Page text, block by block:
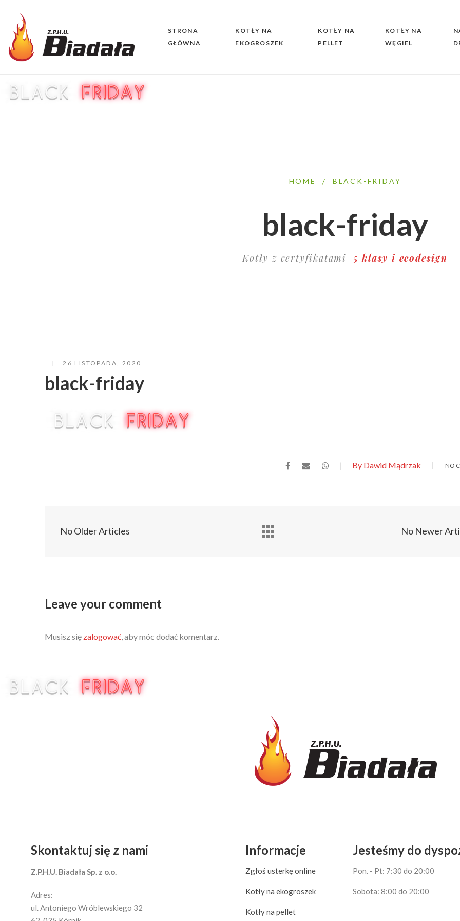
STRONA
GŁÓWNA
KOTŁY NA
EKOGROSZEK
KOTŁY NA
PELLET
KOTŁY NA
WĘGIEL
HOME / BLACK-FRIDAY
black-friday
Kotły z certyfikatami 5 klasy i ecodesign
26 LISTOPADA, 2020
black-friday
By Dawid Mądrzak NO
No Older Articles No Newer
Leave your comment
Musisz się zalogować, aby móc dodać komentarz.
Skontaktuj się z nami
Z.P.H.U. Biadała Sp. z o.o.
Adres:
ul. Antoniego Wróblewskiego 32
Informacje
Zgłoś usterkę online
Kotły na ekogroszek
Kotły na pellet
Jesteśmy do
Pon. - Pt: 7:30 do 20:00
Sobota: 8:00 do 20:00